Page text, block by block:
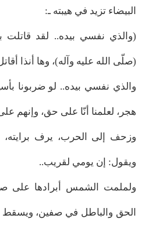
البيضاء تزيد في هيبته ـ:
(والذي نفسي بيده.. لقد قاتلت
(صلّى الله عليه وآله)، وها أنذا
والذي نفسي بيده.. لو ضربونا
هجر، لعلمنا أنّا على حق، وإنهم
وزحف إلى الحرب، يرف
ويقول: إن يومي لقريب..
ولملمت الشمس أبرادها على
الحق والباطل في صفين، ويسقط